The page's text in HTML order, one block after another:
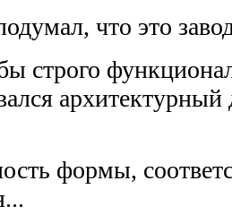
что это
строго
архитектурный
формы,